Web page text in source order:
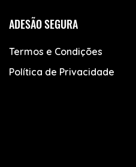
ADESÃO SEGURA
Termos e Condições
Política de Privacidade